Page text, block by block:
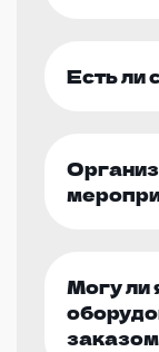
Есть ли
Могу ли